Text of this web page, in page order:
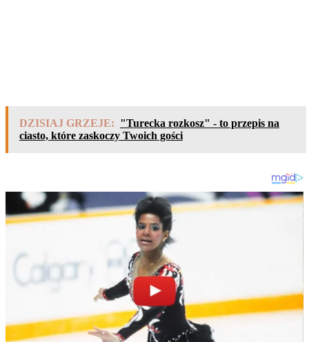
DZISIAJ GRZEJE: "Turecka rozkosz" - to przepis na
ciasto, które zaskoczy Twoich gości